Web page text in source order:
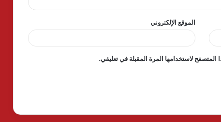
الموقع الإلكتروني
لاستخدامها المرة المقبلة في تعليقي.